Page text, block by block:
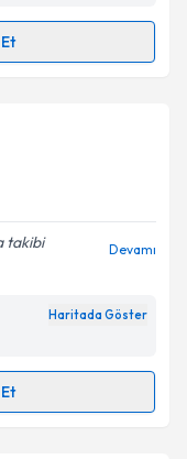
belirtilen
talebi
almanız için bir
Aydınlatma
belirtilen
takibi
Devamı
Haritada Göster